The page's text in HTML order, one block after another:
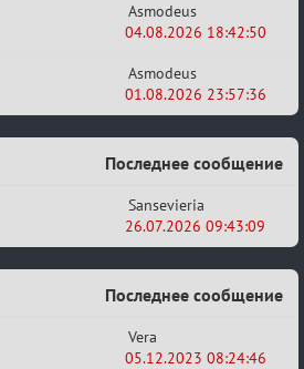
Asmodeus
04.08.2026 18:42:50
Asmodeus
01.08.2026 23:57:36
Последнее сообщение
Sansevieria
26.07.2026 09:43:09
Последнее сообщение
Vera
05.12.2023 08:24:46